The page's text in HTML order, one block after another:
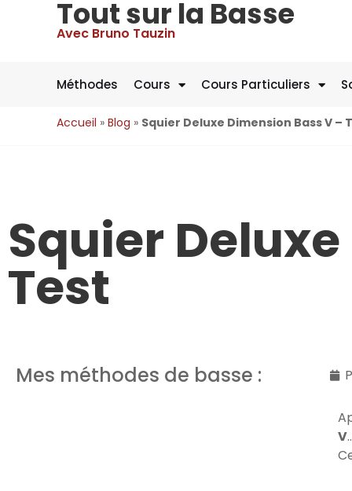
Tout sur la Basse
Avec Bruno Tauzin
Méthodes Cours Cours Particuliers
Accueil » Blog » Squier Deluxe Dimension Bass V –
Squier
Test
Mes méthodes de basse :
V